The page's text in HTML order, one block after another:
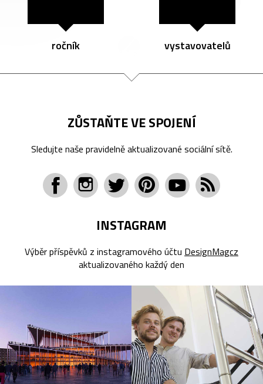
ročník vystavovatelů
ZŮSTAŇTE VE SPOJENÍ
Sledujte naše pravidelně aktualizované sociální sítě.
INSTAGRAM
Výběr příspěvků z instagramového účtu DesignMagcz
aktualizovaného každý den